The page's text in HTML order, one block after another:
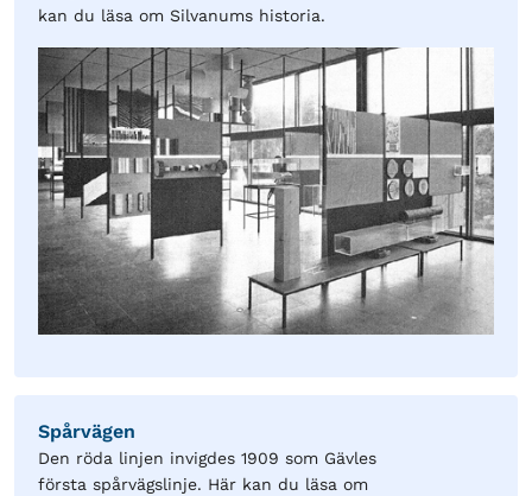
kan du läsa om Silvanums historia.
Spårvägen
Den röda linjen invigdes 1909 som Gävles
första spårvägslinje. Här kan du läsa om